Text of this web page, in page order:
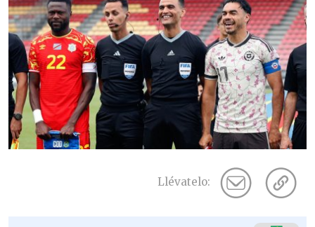
Llévatelo: